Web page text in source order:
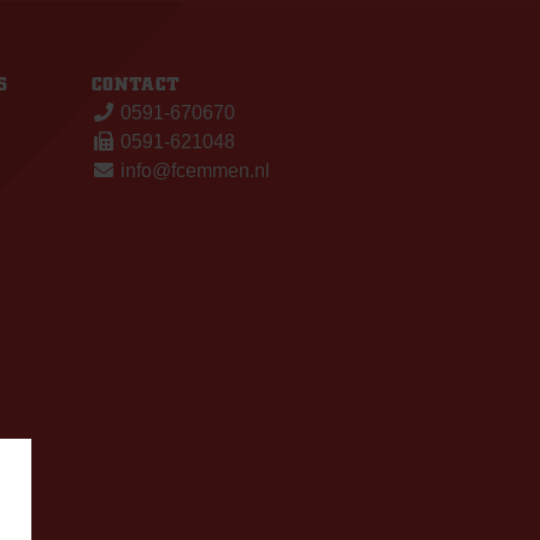
CONTACT
0591-670670
0591-621048
info@fcemmen.nl